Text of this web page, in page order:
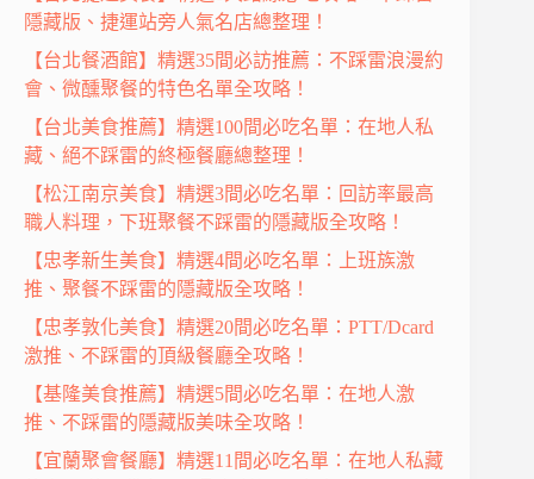
隱藏版、捷運站旁人氣名店總整理！
【台北餐酒館】精選35間必訪推薦：不踩雷浪漫約
會、微醺聚餐的特色名單全攻略！
【台北美食推薦】精選100間必吃名單：在地人私
藏、絕不踩雷的終極餐廳總整理！
【松江南京美食】精選3間必吃名單：回訪率最高
職人料理，下班聚餐不踩雷的隱藏版全攻略！
【忠孝新生美食】精選4間必吃名單：上班族激
推、聚餐不踩雷的隱藏版全攻略！
【忠孝敦化美食】精選20間必吃名單：PTT/Dcard
激推、不踩雷的頂級餐廳全攻略！
【基隆美食推薦】精選5間必吃名單：在地人激
推、不踩雷的隱藏版美味全攻略！
【宜蘭聚會餐廳】精選11間必吃名單：在地人私藏